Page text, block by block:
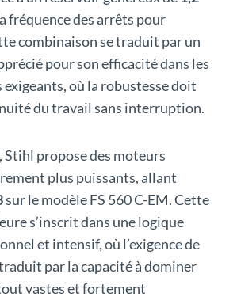
fréquence des arrêts pour
combinaison se traduit par un
pour son efficacité dans les
où la robustesse doit
du travail sans interruption.
Stihl propose des moteurs
plus puissants, allant
sur le modèle FS 560 C-EM. Cette
s’inscrit dans une logique
et intensif, où l’exigence de
par la capacité à dominer
vastes et fortement